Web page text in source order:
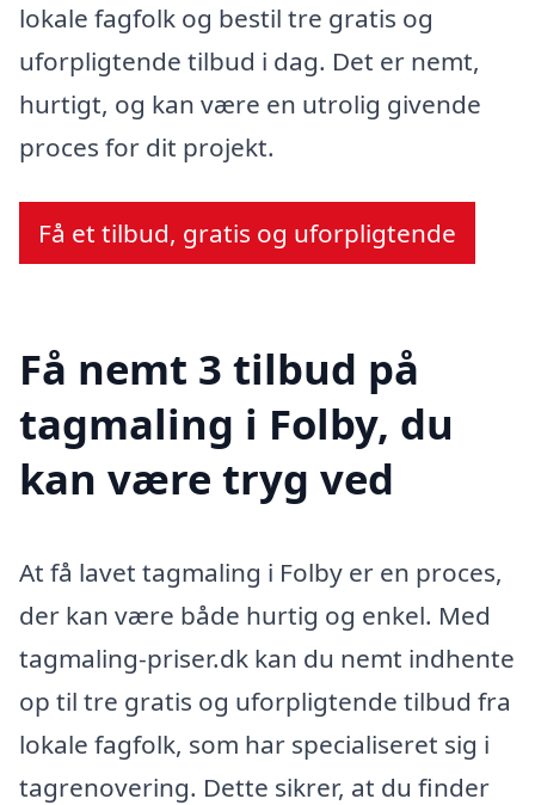
lokale fagfolk og bestil tre gratis og
uforpligtende tilbud i dag. Det er nemt,
hurtigt, og kan være en utrolig givende
proces for dit projekt.
Få et tilbud, gratis og uforpligtende
Få nemt 3 tilbud på
tagmaling i Folby, du
kan være tryg ved
At få lavet tagmaling i Folby er en proces,
der kan være både hurtig og enkel. Med
tagmaling-priser.dk kan du nemt indhente
op til tre gratis og uforpligtende tilbud fra
lokale fagfolk, som har specialiseret sig i
tagrenovering. Dette sikrer, at du finder